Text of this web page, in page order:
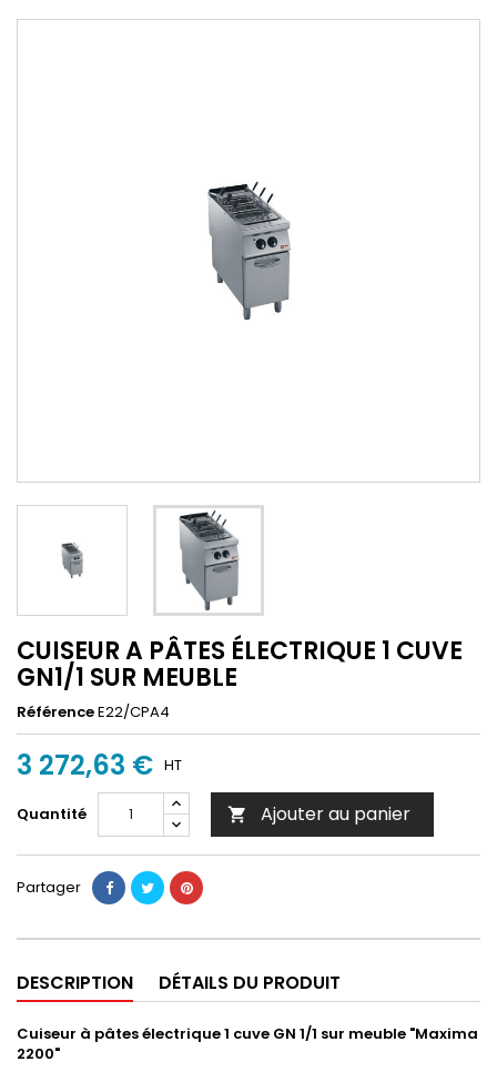
CUISEUR A PÂTES ÉLECTRIQUE 1 CUVE
GN1/1 SUR MEUBLE
RéférenceE22/CPA4
3 272,63 € HT
Quantité  Ajouter au panier
Partager
DESCRIPTION DÉTAILS DU PRODUIT
Cuiseur à pâtes électrique 1 cuve GN 1/1 sur meuble "Maxima
2200"